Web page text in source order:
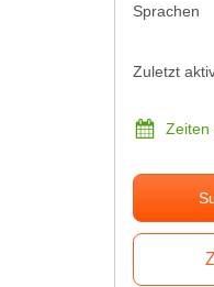
Sprachen
Zuletzt
Zeiten